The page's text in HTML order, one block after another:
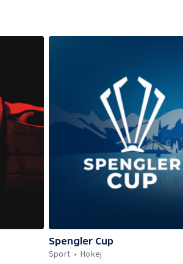
Spengler Cup
Sport
Hokej